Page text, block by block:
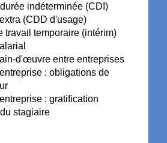
indéterminée (CDI)
(CDD d'usage)
travail temporaire (intérim)
d'œuvre entre entreprises
: obligations de
: gratification
stagiaire